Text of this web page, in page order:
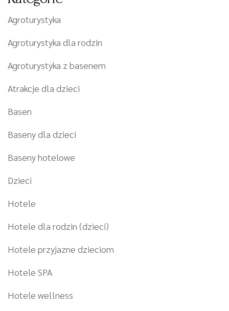
Agroturystyka
Agroturystyka dla rodzin
Agroturystyka z basenem
Atrakcje dla dzieci
Basen
Baseny dla dzieci
Baseny hotelowe
Dzieci
Hotele
Hotele dla rodzin (dzieci)
Hotele przyjazne dzieciom
Hotele SPA
Hotele wellness